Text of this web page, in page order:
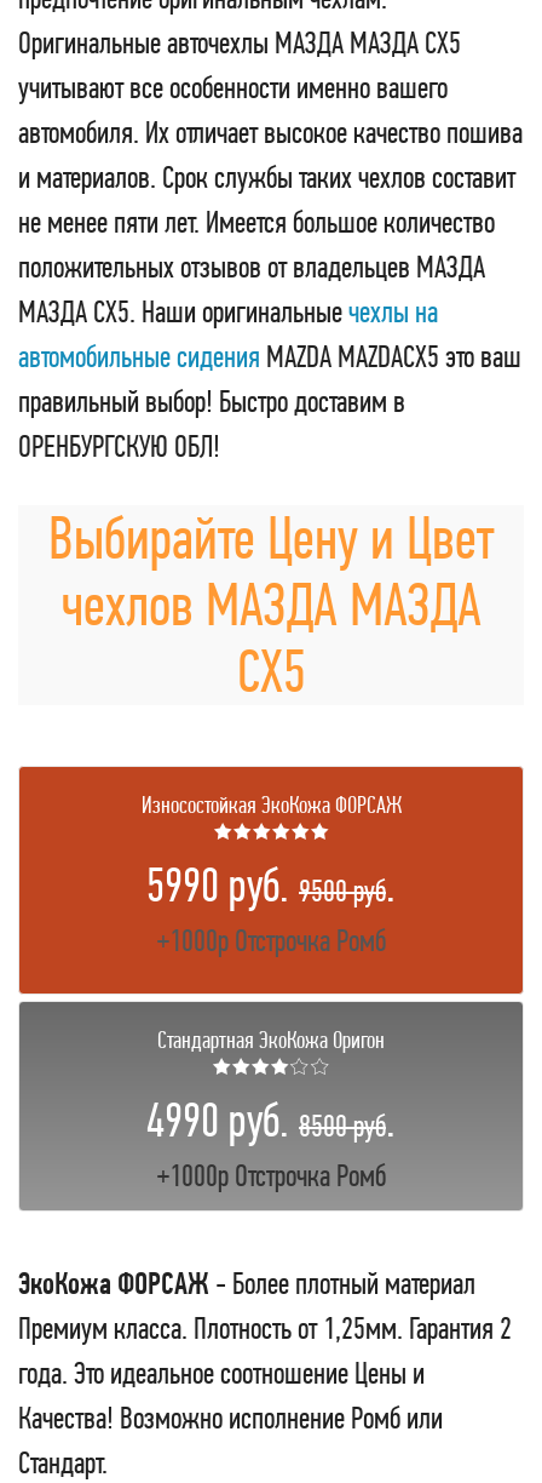
Оригинальные авточехлы МАЗДА МАЗДА СХ5
учитывают все особенности именно вашего
автомобиля. Их отличает высокое качество пошива
и материалов. Срок службы таких чехлов составит
не менее пяти лет. Имеется большое количество
положительных отзывов от владельцев МАЗДА
МАЗДА СХ5. Наши оригинальныечехлы на
автомобильные сидения MAZDA MAZDACX5 это ваш
правильный выбор! Быстро доставим в
ОРЕНБУРГСКУЮ ОБЛ!
Выбирайте Цену и Цвет
чехлов МАЗДА МАЗДА
СХ5
Износостойкая ЭкоКожа ФОРСАЖ
★★★★★★
5990 руб. 9500 руб.
+1000р Отстрочка Ромб
Стандартная ЭкоКожа Оригон
★★★★☆☆
4990 руб. 8500 руб.
+1000р Отстрочка Ромб
ЭкоКожа ФОРСАЖ - Более плотный материал
Премиум класса. Плотность от 1,25мм. Гарантия 2
года. Это идеальное соотношение Цены и
Качества! Возможно исполнение Ромб или
Стандарт.